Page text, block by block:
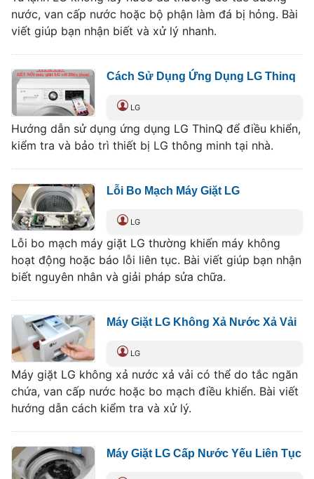
nước, van cấp nước hoặc bộ phận làm đá bị hỏng. Bài
viết giúp bạn nhận biết và xử lý nhanh.
Cách Sử Dụng Ứng Dụng LG Thinq
LG
Hướng dẫn sử dụng ứng dụng LG ThinQ để điều khiển,
kiểm tra và bảo trì thiết bị LG thông minh tại nhà.
Lỗi Bo Mạch Máy Giặt LG
LG
Lỗi bo mạch máy giặt LG thường khiến máy không
hoạt động hoặc báo lỗi liên tục. Bài viết giúp bạn nhận
biết nguyên nhân và giải pháp sửa chữa.
Máy Giặt LG Không Xả Nước Xả Vải
LG
Máy giặt LG không xả nước xả vải có thể do tắc ngăn
chứa, van cấp nước hoặc bo mạch điều khiển. Bài viết
hướng dẫn cách kiểm tra và xử lý.
Máy Giặt LG Cấp Nước Yếu Liên Tục